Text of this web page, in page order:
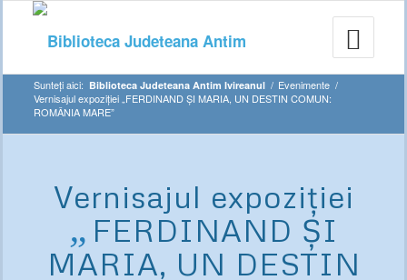
Sunteți aici: Biblioteca Judeteana Antim Ivireanul / Evenimente /
Vernisajul expoziției „FERDINAND ȘI MARIA, UN DESTIN COMUN:
ROMÂNIA MARE”
Vernisajul expoziției
„ FERDINAND ȘI
MARIA, UN DESTIN